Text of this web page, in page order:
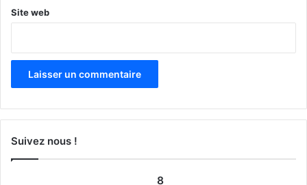
Site web
Suivez nous !
8